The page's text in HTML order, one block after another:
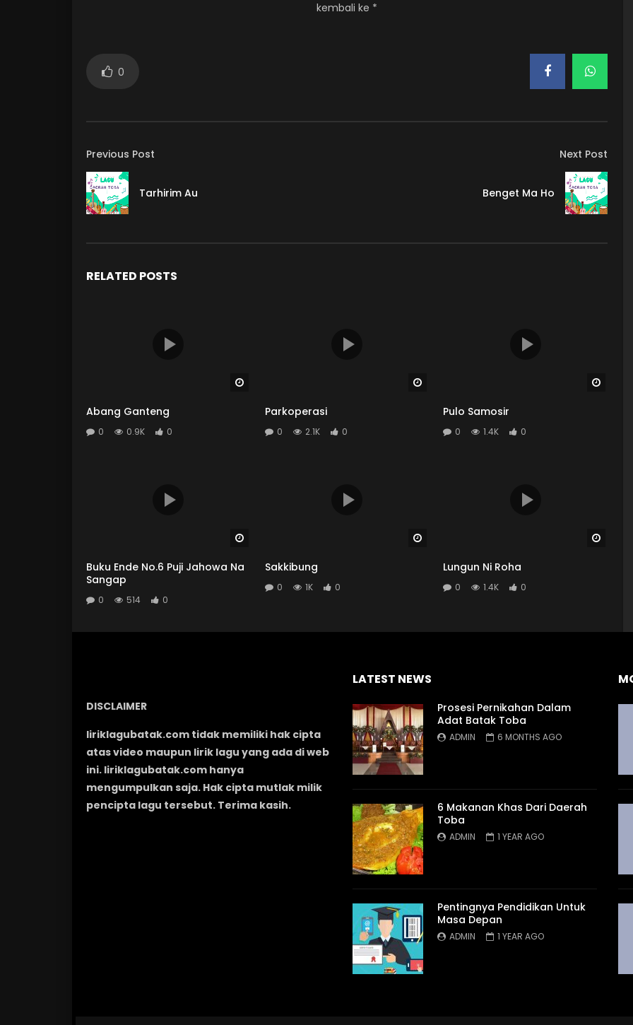
kembali ke *
0
Previous Post
Tarhirim Au
Next Post
Benget Ma Ho
RELATED POSTS
Abang Ganteng
0 0.9K 0
Parkoperasi
0 2.1K 0
Pulo Samosir
0 1.4K 0
Buku Ende No.6 Puji Jahowa Na
Sangap
0 514 0
Sakkibung
0 1K 0
Lungun Ni Roha
0 1.4K 0
DISCLAIMER
liriklagubatak.com tidak memiliki hak cipta
atas video maupun lirik lagu yang ada di web
ini. liriklagubatak.com hanya
mengumpulkan saja. Hak cipta mutlak milik
pencipta lagu tersebut. Terima kasih.
LATEST NEWS
Prosesi Pernikahan Dalam
Adat Batak Toba
ADMIN 6 MONTHS AGO
6 Makanan Khas Dari Daerah
Toba
ADMIN 1 YEAR AGO
Pentingnya Pendidikan Untuk
Masa Depan
ADMIN 1 YEAR AGO